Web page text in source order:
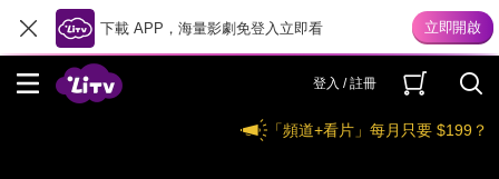
下載 APP，海量影劇免登入立即看
登入 / 註冊
「頻道+看片」每月只要 $199？